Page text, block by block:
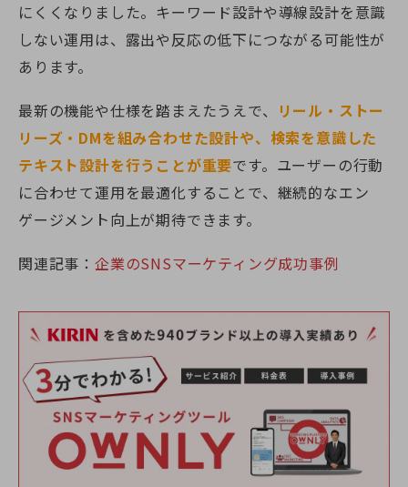
にくくなりました。キーワード設計や導線設計を意識
しない運用は、露出や反応の低下につながる可能性が
あります。
最新の機能や仕様を踏まえたうえで、
リール・ストー
リーズ・DMを組み合わせた設計や、検索を意識した
テキスト設計を行うことが重要です。ユーザーの行動
に合わせて運用を最適化することで、継続的なエン
ゲージメント向上が期待できます。
関連記事： 企業のSNSマーケティング成功事例